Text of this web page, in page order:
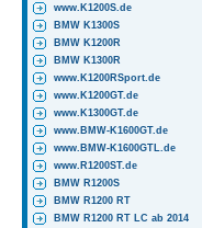
www.K1200S.de
BMW K1300S
BMW K1200R
BMW K1300R
www.K1200RSport.de
www.K1200GT.de
www.K1300GT.de
www.BMW-K1600GT.de
www.BMW-K1600GTL.de
www.R1200ST.de
BMW R1200S
BMW R1200 RT
BMW R1200 RT LC ab 2014